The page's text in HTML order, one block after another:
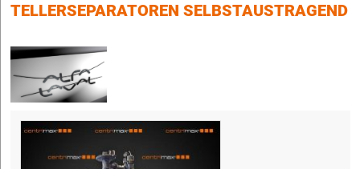
TELLERSEPARATOREN SELBSTAUSTRAGEND